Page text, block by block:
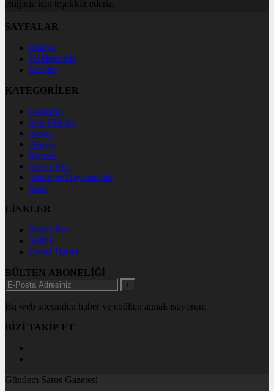
ettiğiniz için teşekkür ederiz.
SAYFALAR
Künye
Hakkımızda
İletişim
KATEGORİLER
Gündem
Son Dakika
Keşan
Asayiş
Siyaset
Resmi İlan
Tarım ve Hayvancılık
Spor
LİNKLER
Resmi İlan
Sağlık
Genel Haber
BÜLTEN ABONELİĞİ
+
Bu web sitesinden haber ve ebülten almak istiyorum
BİZİ TAKİP ET
Gündem Saros Gazetesi